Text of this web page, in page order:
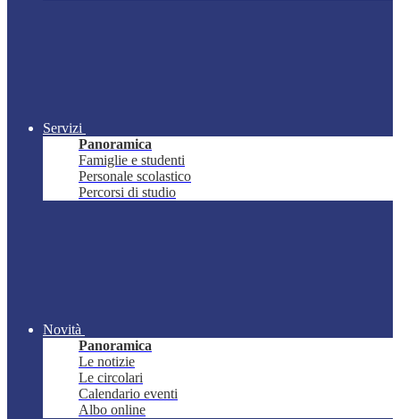
Servizi
Panoramica
Famiglie e studenti
Personale scolastico
Percorsi di studio
Novità
Panoramica
Le notizie
Le circolari
Calendario eventi
Albo online